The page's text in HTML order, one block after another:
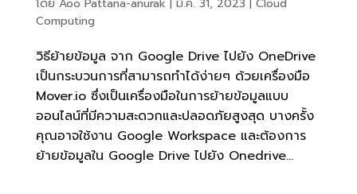
โดย Aoo Pattana-anurak | มี.ค. 31, 2023 | Cloud
Computing
วิธีย้ายข้อมูล จาก Google Drive ไปยัง OneDrive
เป็นกระบวนการที่สามารถทำได้ง่ายๆ ด้วยเครื่องมือ
Mover.io ซึ่งเป็นเครื่องมือในการย้ายข้อมูลแบบ
ออนไลน์ที่มีความสะดวกและปลอดภัยสูงสุด บางครั้ง
คุณอาจใช้งาน Google Workspace และต้องการ
ย้ายข้อมูลใน Google Drive ไปยัง Onedrive...